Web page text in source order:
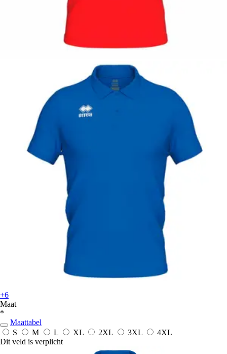
+6
Maat
*
Maattabel
S
M L XL 2XL 3XL
4XL
Dit veld is verplicht